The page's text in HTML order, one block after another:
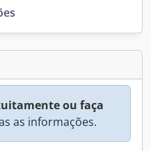
ou faça
as informações.